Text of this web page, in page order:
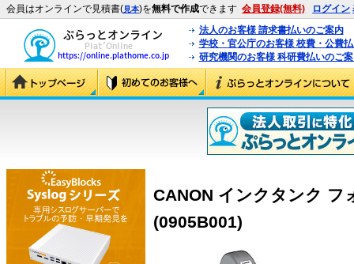
会員はオンラインで見積書(見本)を無料で作成できます 会員登録(無料) ログイン
法人のお客様 請求書払いのご案内
学校・官公庁のお客様 校費・公費
研究機関のお客様 科研費払いのご
CANON インクタンク フ
(0905B001)